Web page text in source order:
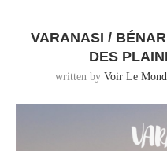
VARANASI /
DES
written by Voir Le